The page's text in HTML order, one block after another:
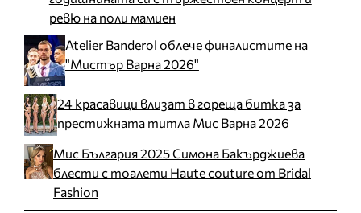
ревю на поли мамиен
Atelier Banderol облече финалистите на
"Мистър Варна 2026"
24 красавици влизат в гореща битка за
престижната титла Мис Варна 2026
Мис България 2025 Симона Бакърджиева
блести с тоалети Haute couture от Bridal
Fashion